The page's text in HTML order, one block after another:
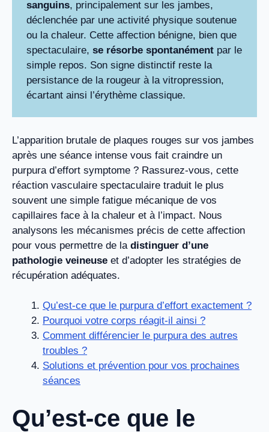
sanguins, principalement sur les jambes,
déclenchée par une activité physique soutenue
ou la chaleur. Cette affection bénigne, bien que
spectaculaire, se résorbe spontanément par le
simple repos. Son signe distinctif reste la
persistance de la rougeur à la vitropression,
écartant ainsi l’érythème classique.
L’apparition brutale de plaques rouges sur vos jambes
après une séance intense vous fait craindre un
purpura d’effort symptome ? Rassurez-vous, cette
réaction vasculaire spectaculaire traduit le plus
souvent une simple fatigue mécanique de vos
capillaires face à la chaleur et à l’impact. Nous
analysons les mécanismes précis de cette affection
pour vous permettre de la distinguer d’une
pathologie veineuse et d’adopter les stratégies de
récupération adéquates.
Qu’est-ce que le purpura d’effort exactement ?
Pourquoi votre corps réagit-il ainsi ?
Comment différencier le purpura des autres
troubles ?
Solutions et prévention pour vos prochaines
séances
Qu’est-ce que le